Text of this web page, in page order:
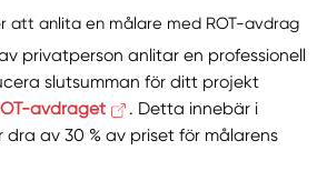
att anlita en målare med ROT-avdrag
privatperson anlitar en professionell
slutsumman för ditt projekt
avdraget
. Detta innebär i
av 30 % av priset för målarens